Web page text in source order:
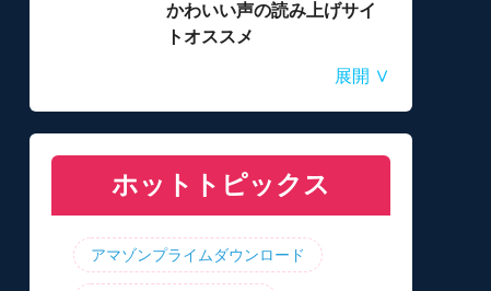
かわいい声の読み上げサイ
トオススメ
自動音声読み上げ無料ツー
ルランキング！使いやすさ
【2026年最新】合成音声の
フリーソフト・サイト・ア
【2026年更新】AI音声読み
上げソフト・サイト・アプ
【2026最新】TuneFabの使
い方・評判・違法性をご紹
【2026最新】ひまわり動画
のダウンロード方法
展開 ∨
ホットトピックス
アマゾンプライムダウンロード